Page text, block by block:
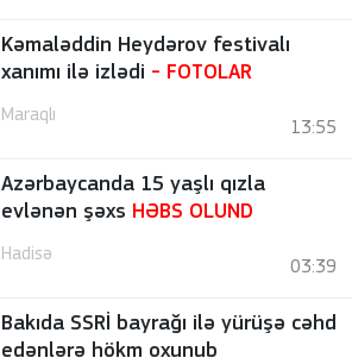
Kəmaləddin Heydərov festivalı
xanımı ilə izlədi - FOTOLAR
Maraqlı
13:55
Azərbaycanda 15 yaşlı qızla
evlənən şəxs HƏBS OLUND
Hadisə
03:39
Bakıda SSRİ bayrağı ilə yürüşə cəhd
edənlərə hökm oxunub